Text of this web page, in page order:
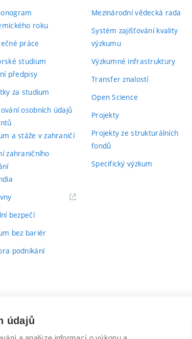
roku
práce
studium
předpisy
za studium
osobních údajů
a stáže v zahraničí
zahraničního
(externí
bezpečí
bez bariér
podnikání
Mezinárodní vědecká rada
Systém zajišťování kvality
výzkumu
Výzkumné infrastruktury
Transfer znalostí
Open Science
Projekty
Projekty ze strukturálních
fondů
Specifický výzkum
údajů